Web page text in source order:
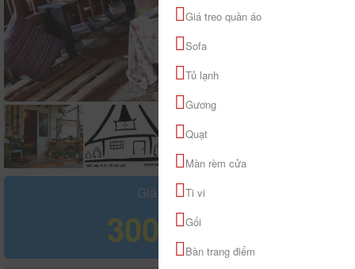
Giá tham khảo
300.000 đ
Giá treo quần áo
Sofa
Tủ lạnh
Gương
Quạt
Màn rèm cửa
Ti vi
Gối
Bàn trang điểm